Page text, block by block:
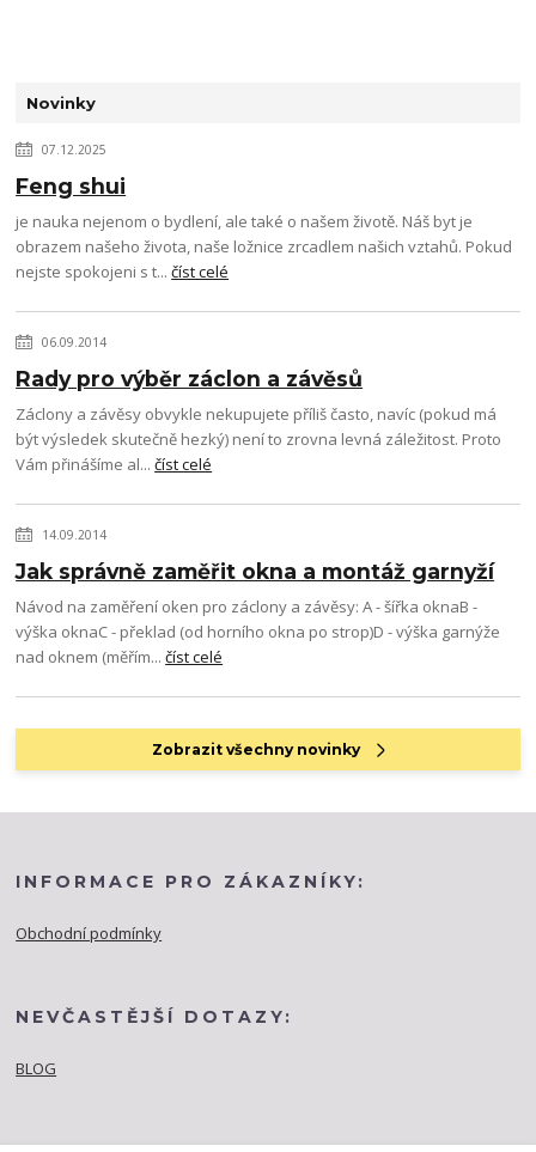
Novinky
07.12.2025
Feng shui
je nauka nejenom o bydlení, ale také o našem životě. Náš byt je
obrazem našeho života, naše ložnice zrcadlem našich vztahů. Pokud
nejste spokojeni s t...číst celé
06.09.2014
Rady pro výběr záclon a závěsů
Záclony a závěsy obvykle nekupujete příliš často, navíc (pokud má
být výsledek skutečně hezký) není to zrovna levná záležitost. Proto
Vám přinášíme al...číst celé
14.09.2014
Jak správně zaměřit okna a montáž garnyží
Návod na zaměření oken pro záclony a závěsy: A - šířka oknaB -
výška oknaC - překlad (od horního okna po strop)D - výška garnýže
nad oknem (měřím...číst celé
Zobrazit všechny novinky
INFORMACE PRO ZÁKAZNÍKY:
Obchodní podmínky
NEVČASTĚJŠÍ DOTAZY:
BLOG